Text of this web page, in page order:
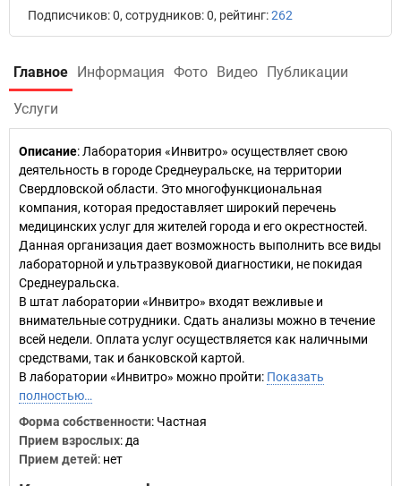
Подписчиков: 0, сотрудников: 0, рейтинг:262
Главное Информация Фото Видео Публикации
Услуги
Описание: Лаборатория «Инвитро» осуществляет свою
деятельность в городе Среднеуральске, на территории
Свердловской области. Это многофункциональная
компания, которая предоставляет широкий перечень
медицинских услуг для жителей города и его окрестностей.
Данная организация дает возможность выполнить все виды
лабораторной и ультразвуковой диагностики, не покидая
Среднеуральска.
В штат лаборатории «Инвитро» входят вежливые и
внимательные сотрудники. Сдать анализы можно в течение
всей недели. Оплата услуг осуществляется как наличными
средствами, так и банковской картой.
В лаборатории «Инвитро» можно пройти: Показать
полностью…
Форма собственности: Частная
Прием взрослых: да
Прием детей: нет